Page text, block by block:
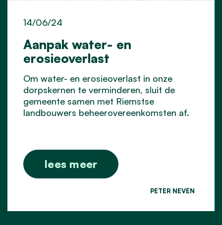
Aanpak water- en
erosieoverlast
14/06/24
Om water- en erosieoverlast in onze
dorpskernen te verminderen, sluit de
gemeente samen met Riemstse
landbouwers beheerovereenkomsten af.
lees meer
PETER NEVEN